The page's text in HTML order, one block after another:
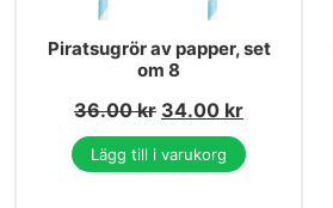
Piratsugrör av papper, set
om 8
36.00kr 34.00 kr
Lägg till i varukorg